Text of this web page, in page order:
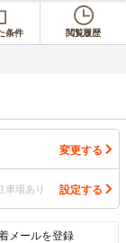
条件 閲覧履歴
変更する
車場あり 設定する
メールを登録